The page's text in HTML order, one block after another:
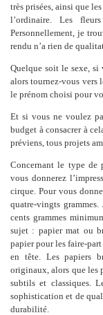
très prisées, ainsi que
l’ordinaire. Les
Personnellement, je
rendu n’a rien de
Quelque soit le sexe, si
alors tournez-vous vers
le prénom choisi pour
Et si vous ne voulez
budget à consacrer à
préviens, tous projets
Concernant le type de
vous donnerez
cirque. Pour vous
quatre-vingts
cents grammes
sujet : papier mat ou
papier pour les faire-
en tête. Les papiers
originaux, alors que les
subtils et classiques.
sophistication et de
durabilité.